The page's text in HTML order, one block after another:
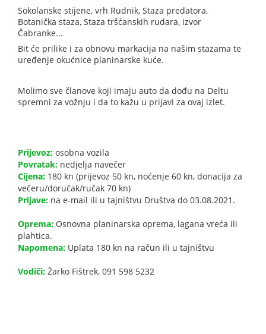
Sokolanske stijene, vrh Rudnik, Staza predatora,
Botanička staza, Staza tršćanskih rudara, izvor
Čabranke...
Bit će prilike i za obnovu markacija na našim stazama te
uređenje okućnice planinarske kuće.
Molimo sve članove koji imaju auto da dođu na Deltu
spremni za vožnju i da to kažu u prijavi za ovaj izlet.
Prijevoz: osobna vozila
Povratak: nedjelja navečer
Cijena: 180 kn (prijevoz 50 kn, noćenje 60 kn, donacija za
večeru/doručak/ručak 70 kn)
Prijave: na e-mail ili u tajništvu Društva do 03.08.2021.
Oprema: Osnovna planinarska oprema, lagana vreća ili
plahtica.
Napomena: Uplata 180 kn na račun ili u tajništvu
Vodiči: Žarko Fištrek, 091 598 5232